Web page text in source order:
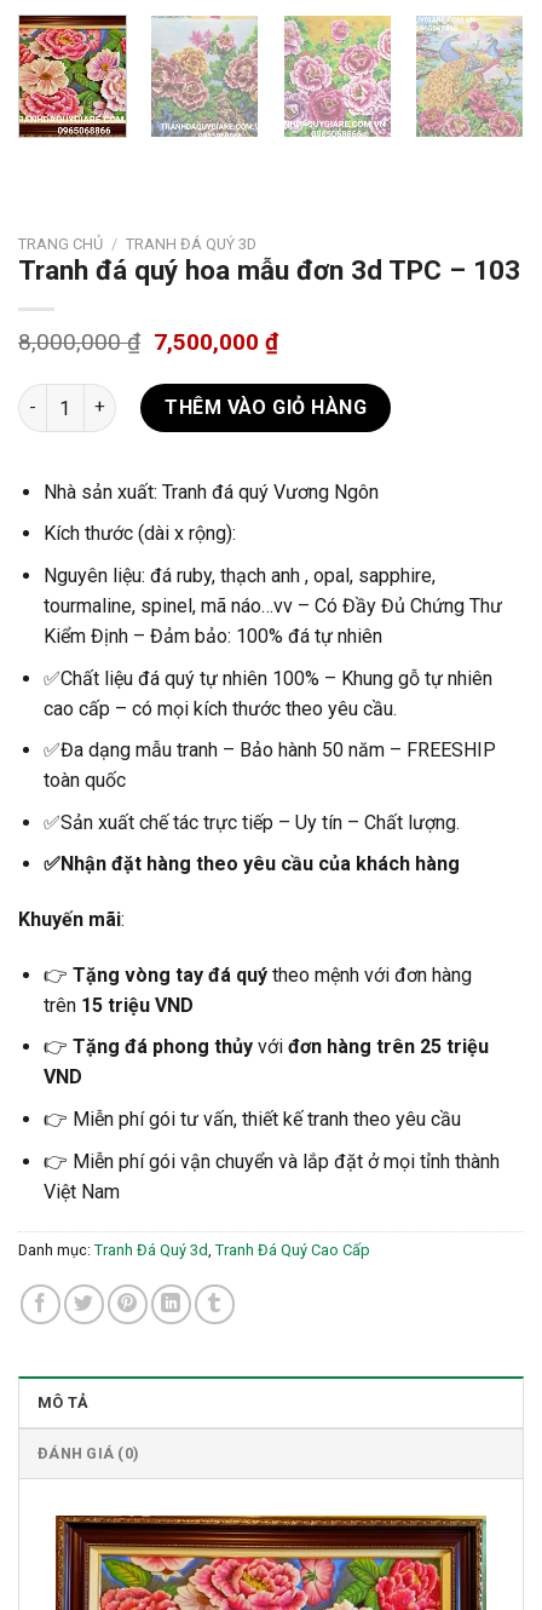
TRANG CHỦ / TRANH ĐÁ QUÝ 3D
Tranh đá quý hoa mẫu đơn 3d TPC – 103
8,000,000₫ 7,500,000 ₫
Tranh đá quý hoa mẫu đơn 3d TPC - 103 số lượng
THÊM VÀO GIỎ HÀNG
Nhà sản xuất: Tranh đá quý Vương Ngôn
Kích thước (dài x rộng):
Nguyên liệu: đá ruby, thạch anh , opal, sapphire,
tourmaline, spinel, mã náo…vv – Có Đầy Đủ Chứng Thư
Kiểm Định – Đảm bảo: 100% đá tự nhiên
✅Chất liệu đá quý tự nhiên 100% – Khung gỗ tự nhiên
cao cấp – có mọi kích thước theo yêu cầu.
✅Đa dạng mẫu tranh – Bảo hành 50 năm – FREESHIP
toàn quốc
✅Sản xuất chế tác trực tiếp – Uy tín – Chất lượng.
✅Nhận đặt hàng theo yêu cầu của khách hàng
Khuyến mãi:
👉 Tặng vòng tay đá quýtheo mệnh với đơn hàng
trên 15 triệu VND
👉 Tặng đá phong thủyvới đơn hàng trên 25 triệu
VND
👉 Miễn phí gói tư vấn, thiết kế tranh theo yêu cầu
👉 Miễn phí gói vận chuyển và lắp đặt ở mọi tỉnh thành
Việt Nam
Danh mục: Tranh Đá Quý 3d, Tranh Đá Quý Cao Cấp
MÔ TẢ
ĐÁNH GIÁ (0)